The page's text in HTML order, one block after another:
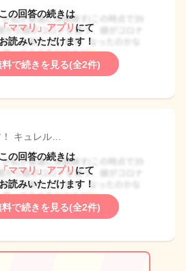
この回答の続きは
ママリ」アプリ にて
お読みいただけます！
料で続きを見る(全2件)
キュレル…
この回答の続きは
ママリ」アプリ にて
お読みいただけます！
料で続きを見る(全2件)